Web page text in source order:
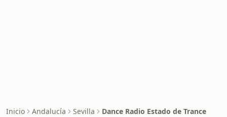
Inicio Andalucía Sevilla Dance Radio Estado de Trance